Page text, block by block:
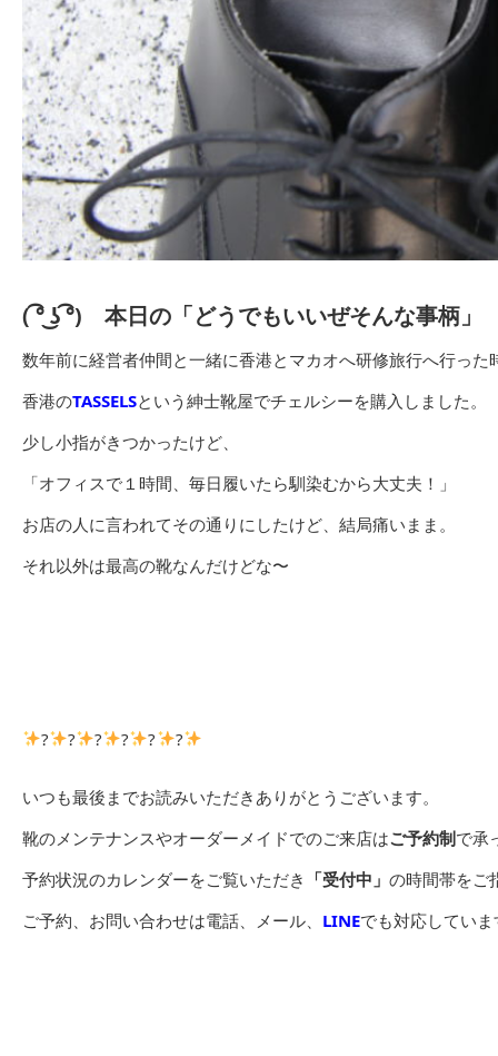
( ͡° ͜ʖ ͡°) 本日の「どうでもいいぜそんな事柄」
数年前に経営者仲間と一緒に香港とマカオへ研修旅行へ行った
香港のTASSELSという紳士靴屋でチェルシーを購入しました。
少し小指がきつかったけど、
「オフィスで１時間、毎日履いたら馴染むから大丈夫！」
お店の人に言われてその通りにしたけど、結局痛いまま。
それ以外は最高の靴なんだけどな〜
? ? ? ? ? ?
いつも最後までお読みいただきありがとうございます。
靴のメンテナンスやオーダーメイドでのご来店はご予約制で承
予約状況のカレンダーをご覧いただき 「受付中」 の時間帯をご
ご予約、お問い合わせは電話、メール、 LINEでも対応していま